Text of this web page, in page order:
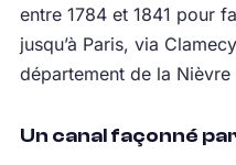
entre 1784 et 1841 pour
jusqu’à Paris, via
département de la
Un canal façonné